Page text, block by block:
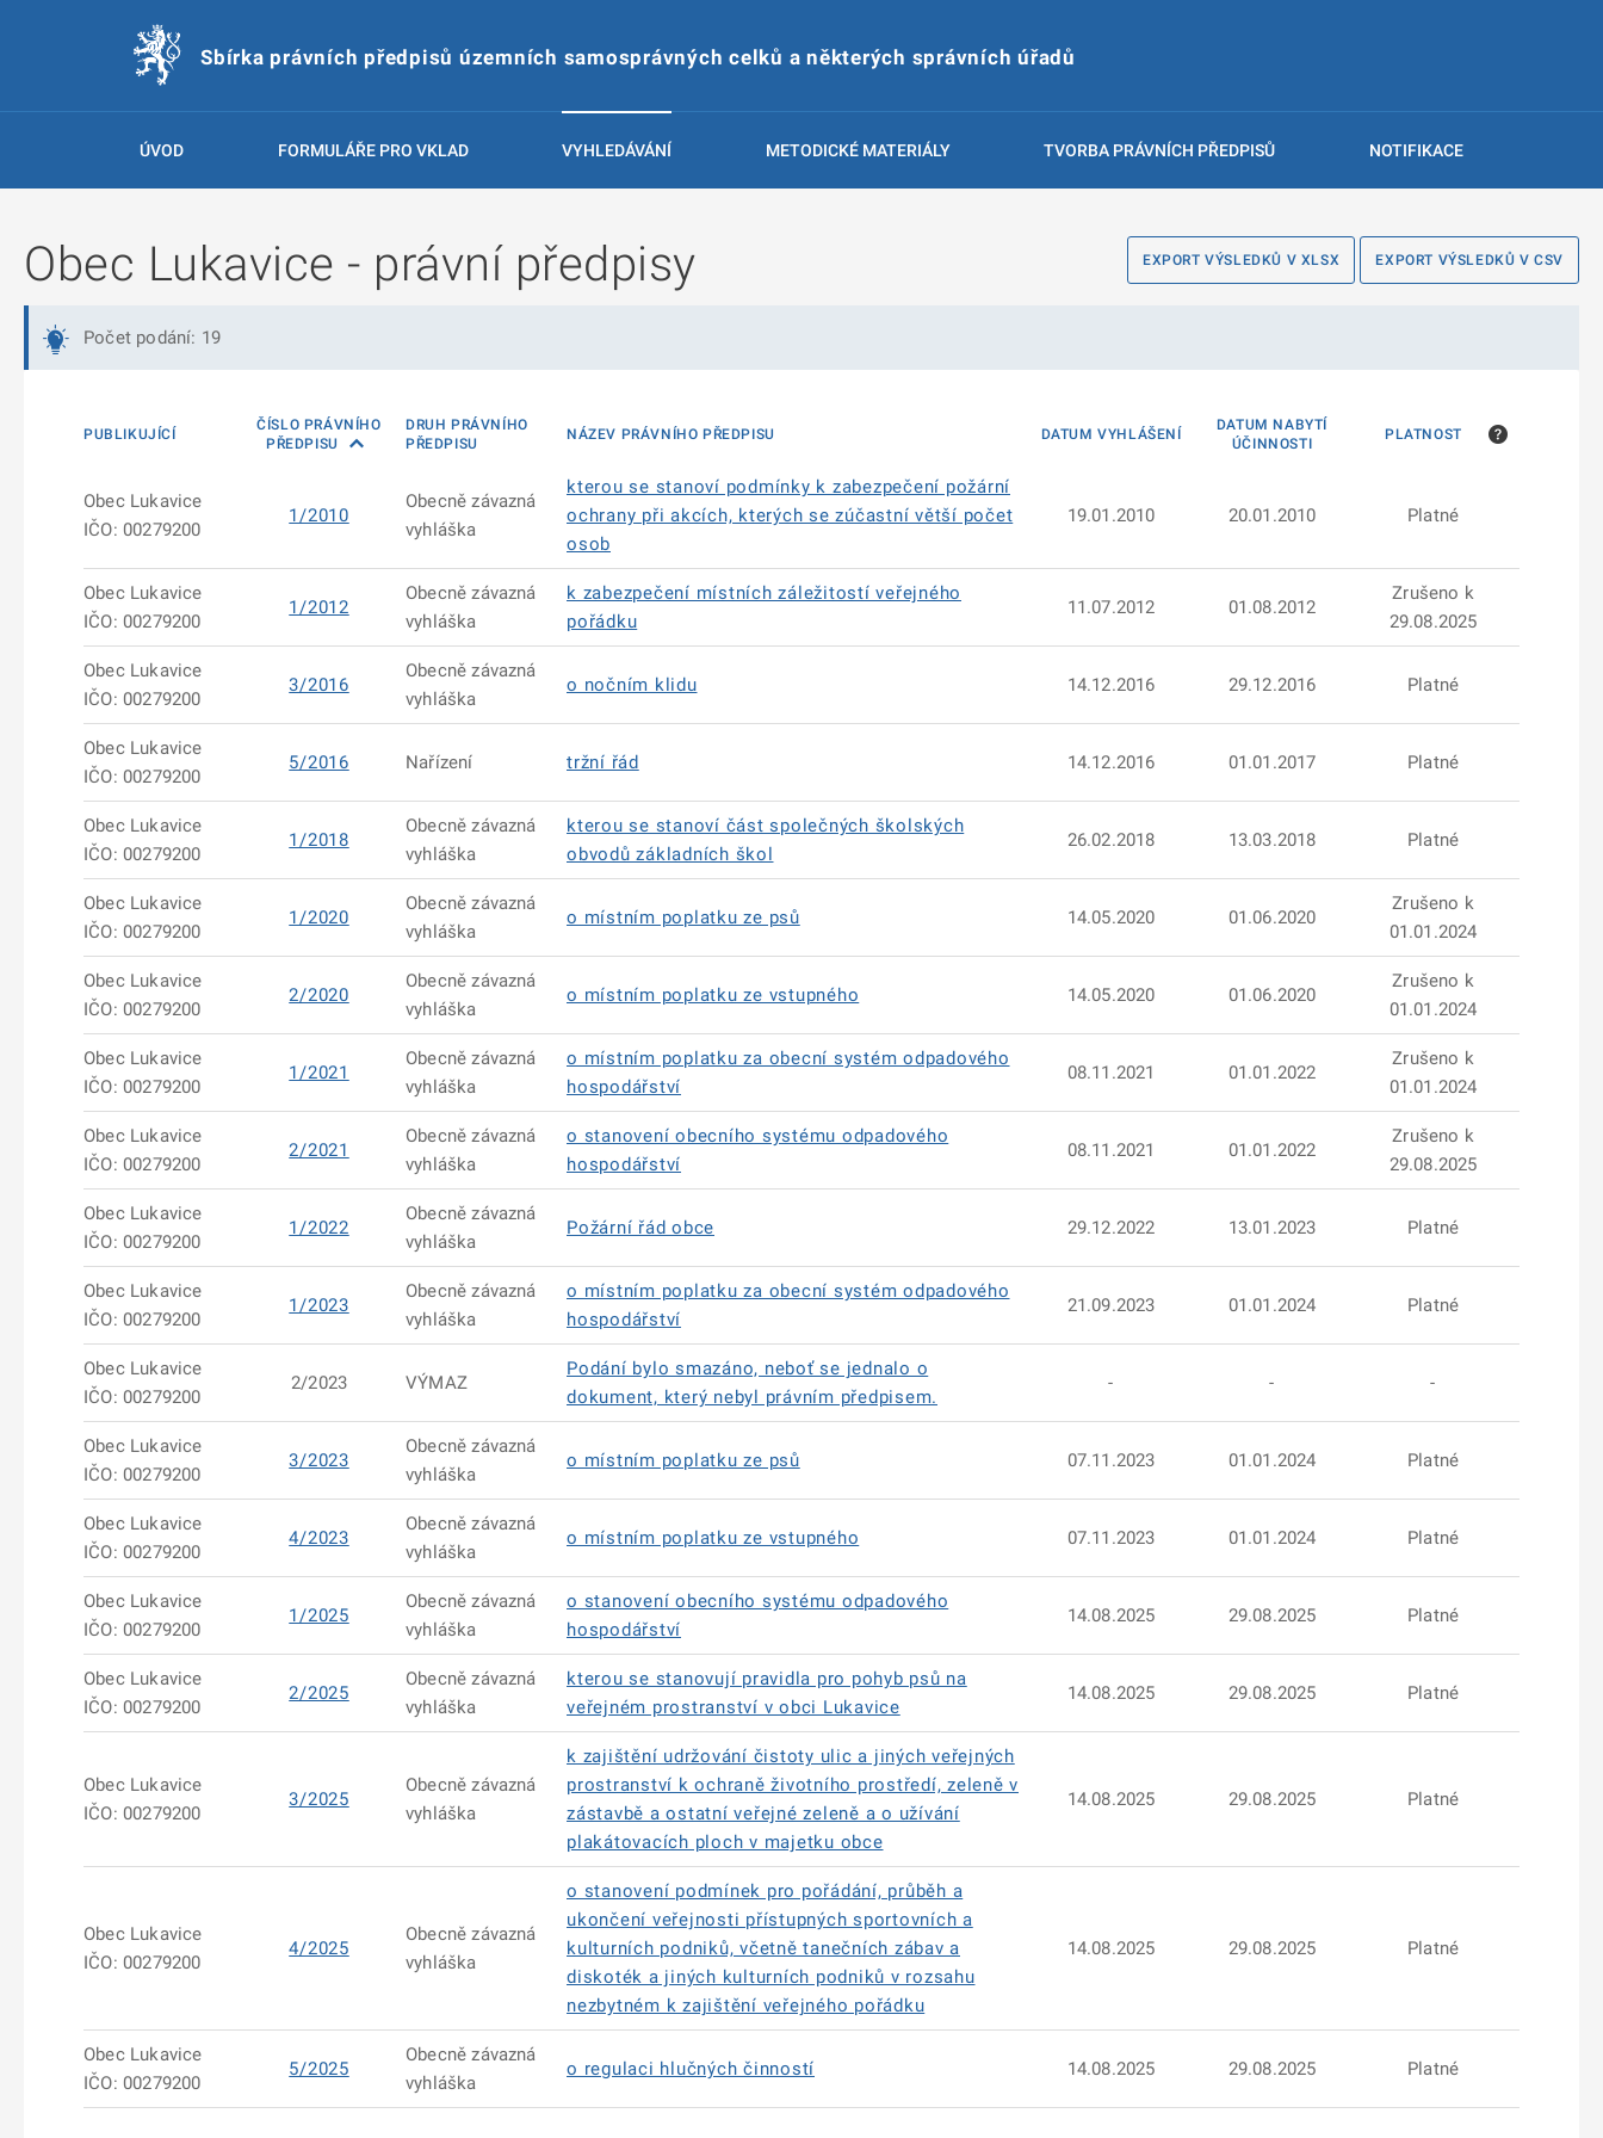
Sbírka právních předpisů územních samosprávných celků a některých správních úřadů
ÚVOD FORMULÁŘE PRO VKLAD VYHLEDÁVÁNÍ METODICKÉ MATERIÁLY TVORBA PRÁVNÍCH PŘEDPISŮ NOTIFIKACE
EXPORT VÝSLEDKŮ V XLSX EXPORT VÝSLEDKŮ V CSV
Obec Lukavice - právní předpisy
Počet podání: 19
PUBLIKUJÍCÍ
ČÍSLO PRÁVNÍHO
PŘEDPISU
DRUH PRÁVNÍHO
PŘEDPISU
NÁZEV PRÁVNÍHO PŘEDPISU DATUM VYHLÁŠENÍ
DATUM NABYTÍ
ÚČINNOSTI
PLATNOST
Obec Lukavice
IČO: 00279200
1/2010
Obecně závazná
vyhláška
kterou se stanoví podmínky k zabezpečení požární
ochrany při akcích, kterých se zúčastní větší počet
osob
19.01.2010 20.01.2010 Platné
Obec Lukavice
IČO: 00279200
1/2012
Obecně závazná
vyhláška
k zabezpečení místních záležitostí veřejného
pořádku
11.07.2012 01.08.2012
Zrušeno k
29.08.2025
Obec Lukavice
IČO: 00279200
3/2016
Obecně závazná
vyhláška
o nočním klidu 14.12.2016 29.12.2016 Platné
Obec Lukavice
IČO: 00279200
5/2016 Nařízení tržní řád 14.12.2016 01.01.2017 Platné
Obec Lukavice
IČO: 00279200
1/2018
Obecně závazná
vyhláška
kterou se stanoví část společných školských
obvodů základních škol
26.02.2018 13.03.2018 Platné
Obec Lukavice
IČO: 00279200
1/2020
Obecně závazná
vyhláška
o místním poplatku ze psů 14.05.2020 01.06.2020
Zrušeno k
01.01.2024
Obec Lukavice
IČO: 00279200
2/2020
Obecně závazná
vyhláška
o místním poplatku ze vstupného 14.05.2020 01.06.2020
Zrušeno k
01.01.2024
Obec Lukavice
IČO: 00279200
1/2021
Obecně závazná
vyhláška
o místním poplatku za obecní systém odpadového
hospodářství
08.11.2021 01.01.2022
Zrušeno k
01.01.2024
Obec Lukavice
IČO: 00279200
2/2021
Obecně závazná
vyhláška
o stanovení obecního systému odpadového
hospodářství
08.11.2021 01.01.2022
Zrušeno k
29.08.2025
Obec Lukavice
IČO: 00279200
1/2022
Obecně závazná
vyhláška
Požární řád obce 29.12.2022 13.01.2023 Platné
Obec Lukavice
IČO: 00279200
1/2023
Obecně závazná
vyhláška
o místním poplatku za obecní systém odpadového
hospodářství
21.09.2023 01.01.2024 Platné
Obec Lukavice
IČO: 00279200
2/2023 VÝMAZ
Podání bylo smazáno, neboť se jednalo o
dokument, který nebyl právním předpisem.
- - -
Obec Lukavice
IČO: 00279200
3/2023
Obecně závazná
vyhláška
o místním poplatku ze psů 07.11.2023 01.01.2024 Platné
Obec Lukavice
IČO: 00279200
4/2023
Obecně závazná
vyhláška
o místním poplatku ze vstupného 07.11.2023 01.01.2024 Platné
Obec Lukavice
IČO: 00279200
1/2025
Obecně závazná
vyhláška
o stanovení obecního systému odpadového
hospodářství
14.08.2025 29.08.2025 Platné
Obec Lukavice
IČO: 00279200
2/2025
Obecně závazná
vyhláška
kterou se stanovují pravidla pro pohyb psů na
veřejném prostranství v obci Lukavice
14.08.2025 29.08.2025 Platné
Obec Lukavice
IČO: 00279200
3/2025
Obecně závazná
vyhláška
k zajištění udržování čistoty ulic a jiných veřejných
prostranství k ochraně životního prostředí, zeleně v
zástavbě a ostatní veřejné zeleně a o užívání
plakátovacích ploch v majetku obce
14.08.2025 29.08.2025 Platné
Obec Lukavice
IČO: 00279200
4/2025
Obecně závazná
vyhláška
o stanovení podmínek pro pořádání, průběh a
ukončení veřejnosti přístupných sportovních a
kulturních podniků, včetně tanečních zábav a
diskoték a jiných kulturních podniků v rozsahu
nezbytném k zajištění veřejného pořádku
14.08.2025 29.08.2025 Platné
Obec Lukavice
IČO: 00279200
5/2025
Obecně závazná
vyhláška
o regulaci hlučných činností 14.08.2025 29.08.2025 Platné